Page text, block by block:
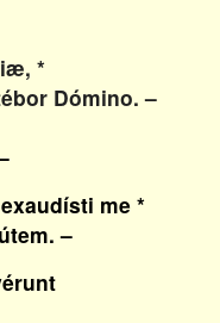
*
Dómino. –
me *
–